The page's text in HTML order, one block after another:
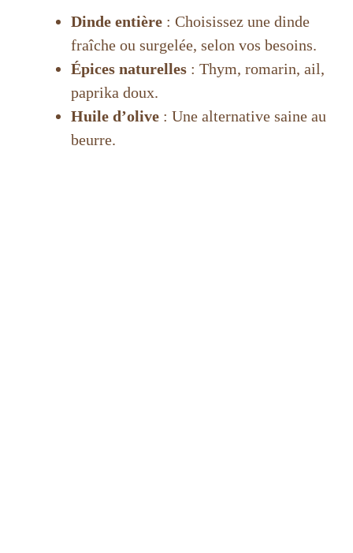
Dinde entière : Choisissez une dinde
fraîche ou surgelée, selon vos besoins.
Épices naturelles : Thym, romarin, ail,
paprika doux.
Huile d’olive : Une alternative saine au
beurre.